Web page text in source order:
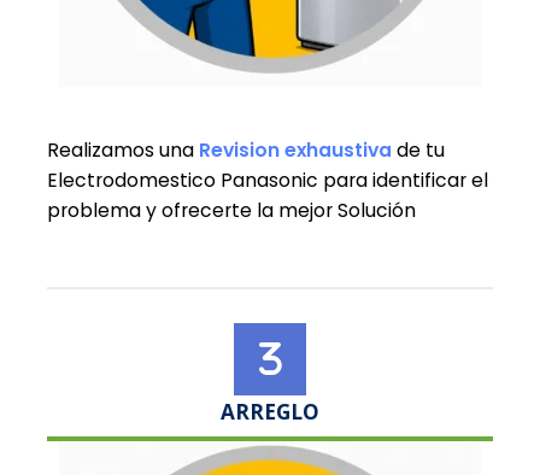
Realizamos una Revision exhaustiva de tu
Electrodomestico Panasonic para identificar el
problema y ofrecerte la mejor Solución
ARREGLO